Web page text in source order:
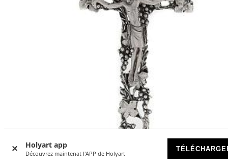
Holyart app
Découvrez maintenat l'APP de Holyart
-21%